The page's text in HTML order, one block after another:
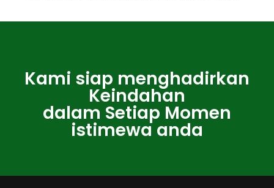
Kami siap menghadirkan
Keindahan
dalam Setiap Momen
istimewa anda